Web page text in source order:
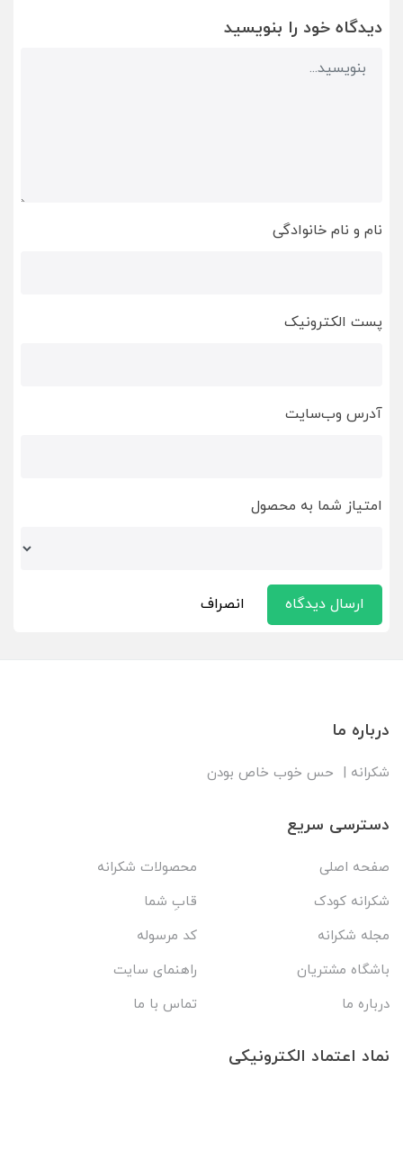
دیدگاه خود را بنویسید
نام و نام خانوادگی
پست الکترونیک
آدرس وب‌سایت
امتیاز شما به محصول
ارسال دیدگاه انصراف
درباره ما
شکرانه | حس خوب خاص بودن
دسترسی سریع
صفحه اصلی
محصولات شکرانه
شکرانه کودک
قابِ شما
مجله شکرانه
کد مرسوله
باشگاه مشتریان
راهنمای سایت
درباره ما
تماس با ما
نماد اعتماد الکترونیکی